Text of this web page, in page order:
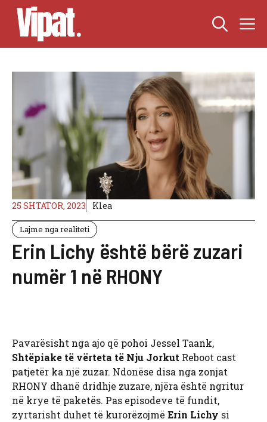
Skip
content
25 SHTATOR, 2023 Klea
Lajme nga realiteti
Erin Lichy është bërë zuzari
numër 1 në RHONY
Pavarësisht nga ajo që pohoi Jessel Taank,
Shtëpiake të vërteta të Nju Jorkut Reboot cast
patjetër ka një zuzar. Ndonëse disa nga zonjat
RHONY dhanë dridhje zuzare, njëra është ngritur
në krye të paketës. Pas episodeve të fundit,
zyrtarisht duhet të kurorëzojmë Erin Lichy si